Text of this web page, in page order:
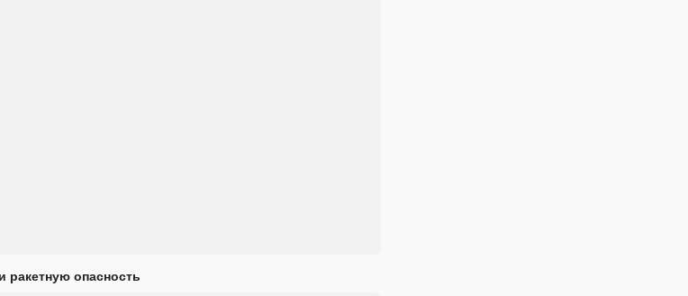
ракетную опасность